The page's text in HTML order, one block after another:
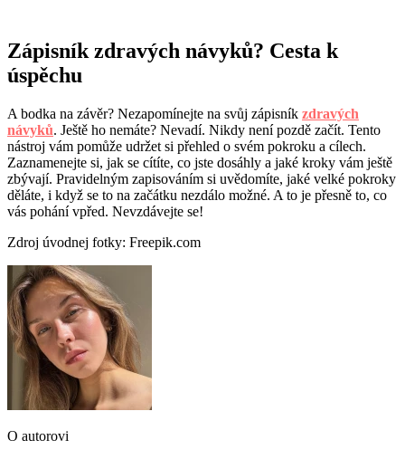
Zápisník zdravých návyků? Cesta k
úspěchu
A bodka na závěr? Nezapomínejte na svůj zápisník zdravých
návyků. Ještě ho nemáte? Nevadí. Nikdy není pozdě začít. Tento
nástroj vám pomůže udržet si přehled o svém pokroku a cílech.
Zaznamenejte si, jak se cítíte, co jste dosáhly a jaké kroky vám ještě
zbývají. Pravidelným zapisováním si uvědomíte, jaké velké pokroky
děláte, i když se to na začátku nezdálo možné. A to je přesně to, co
vás pohání vpřed. Nevzdávejte se!
Zdroj úvodnej fotky: Freepik.com
O autorovi